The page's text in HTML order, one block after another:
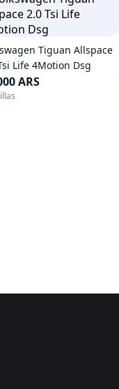
Tiguan Allspace
Life 4Motion Dsg
ARS